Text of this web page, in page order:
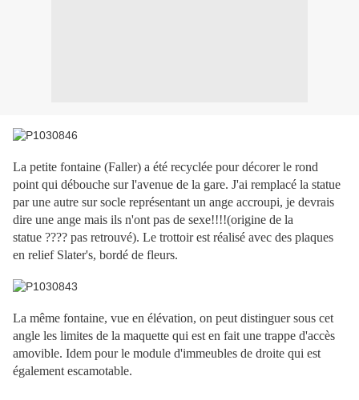
La petite fontaine (Faller) a été recyclée pour décorer le rond
point qui débouche sur l'avenue de la gare. J'ai remplacé la statue
par une autre sur socle représentant un ange accroupi, je devrais
dire une ange mais ils n'ont pas de sexe!!!!(origine de la
statue ???? pas retrouvé). Le trottoir est réalisé avec des plaques
en relief Slater's, bordé de fleurs.
La même fontaine, vue en élévation, on peut distinguer sous cet
angle les limites de la maquette qui est en fait une trappe d'accès
amovible. Idem pour le module d'immeubles de droite qui est
également escamotable.